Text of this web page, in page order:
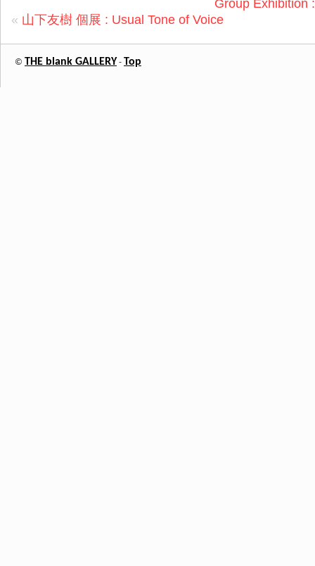
Group Exhibition
« 山下友樹 個展 : Usual Tone of Voice
© THE blank GALLERY - Top